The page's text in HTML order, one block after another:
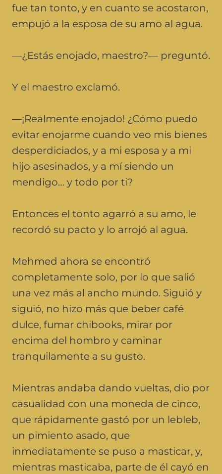
fue tan tonto, y en cuanto se acostaron,
empujó a la esposa de su amo al agua.
—¿Estás enojado, maestro?— preguntó.
Y el maestro exclamó.
—¡Realmente enojado! ¿Cómo puedo
evitar enojarme cuando veo mis bienes
desperdiciados, y a mi esposa y a mi
hijo asesinados, y a mí siendo un
mendigo… y todo por ti?
Entonces el tonto agarró a su amo, le
recordó su pacto y lo arrojó al agua.
Mehmed ahora se encontró
completamente solo, por lo que salió
una vez más al ancho mundo. Siguió y
siguió, no hizo más que beber café
dulce, fumar chibooks, mirar por
encima del hombro y caminar
tranquilamente a su gusto.
Mientras andaba dando vueltas, dio por
casualidad con una moneda de cinco,
que rápidamente gastó por un lebleb,
un pimiento asado, que
inmediatamente se puso a masticar, y,
mientras masticaba, parte de él cayó en